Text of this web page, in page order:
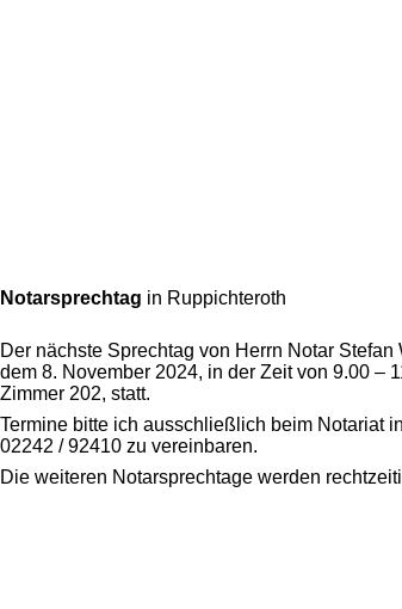
Notarsprechtag in Ruppichteroth
Der nächste Sprechtag von Herrn Notar
dem 8. November 2024, in der Zeit von 9.00 –
Zimmer 202, statt.
Termine bitte ich ausschließlich beim Notariat
02242 / 92410 zu vereinbaren.
Die weiteren Notarsprechtage werden